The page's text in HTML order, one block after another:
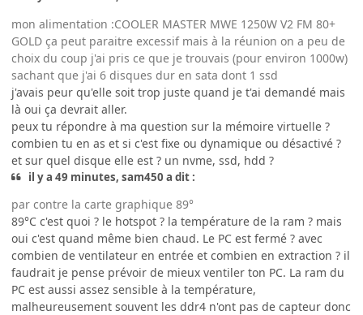
mon alimentation :COOLER MASTER MWE 1250W V2 FM 80+
GOLD ça peut paraitre excessif mais à la réunion on a peu de
choix du coup j'ai pris ce que je trouvais (pour environ 1000w)
sachant que j'ai 6 disques dur en sata dont 1 ssd
j'avais peur qu'elle soit trop juste quand je t'ai demandé mais
là oui ça devrait aller.
peux tu répondre à ma question sur la mémoire virtuelle ?
combien tu en as et si c'est fixe ou dynamique ou désactivé ?
et sur quel disque elle est ? un nvme, ssd, hdd ?
il y a 49 minutes, sam450 a dit :
par contre la carte graphique 89°
89°C c'est quoi ? le hotspot ? la température de la ram ? mais
oui c'est quand même bien chaud. Le PC est fermé ? avec
combien de ventilateur en entrée et combien en extraction ? il
faudrait je pense prévoir de mieux ventiler ton PC. La ram du
PC est aussi assez sensible à la température,
malheureusement souvent les ddr4 n'ont pas de capteur donc